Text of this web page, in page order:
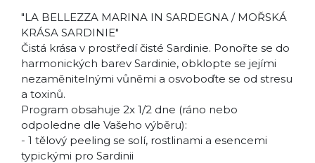
"LA BELLEZZA MARINA IN SARDEGNA / MOŘSKÁ
KRÁSA SARDINIE"
Čistá krása v prostředí čisté Sardinie. Ponořte se do
harmonických barev Sardinie, obklopte se jejími
nezaměnitelnými vůněmi a osvoboďte se od stresu
a toxinů.
Program obsahuje 2x 1/2 dne (ráno nebo
odpoledne dle Vašeho výběru):
- 1 tělový peeling se solí, rostlinami a esencemi
typickými pro Sardinii